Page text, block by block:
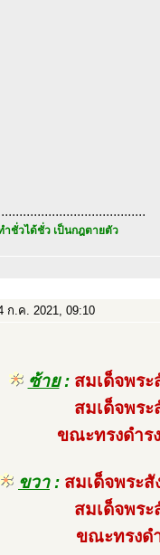
ำชั่วได้ชั่ว เป็นกฎตายตัว
ก.ค. 2021, 09:10
ซ้าย: สมเด็จพร
สมเด็จพร
ขณะทรงดำร
ขวา: สมเด็จพระ
สมเด็จพร
ขณะทรงด